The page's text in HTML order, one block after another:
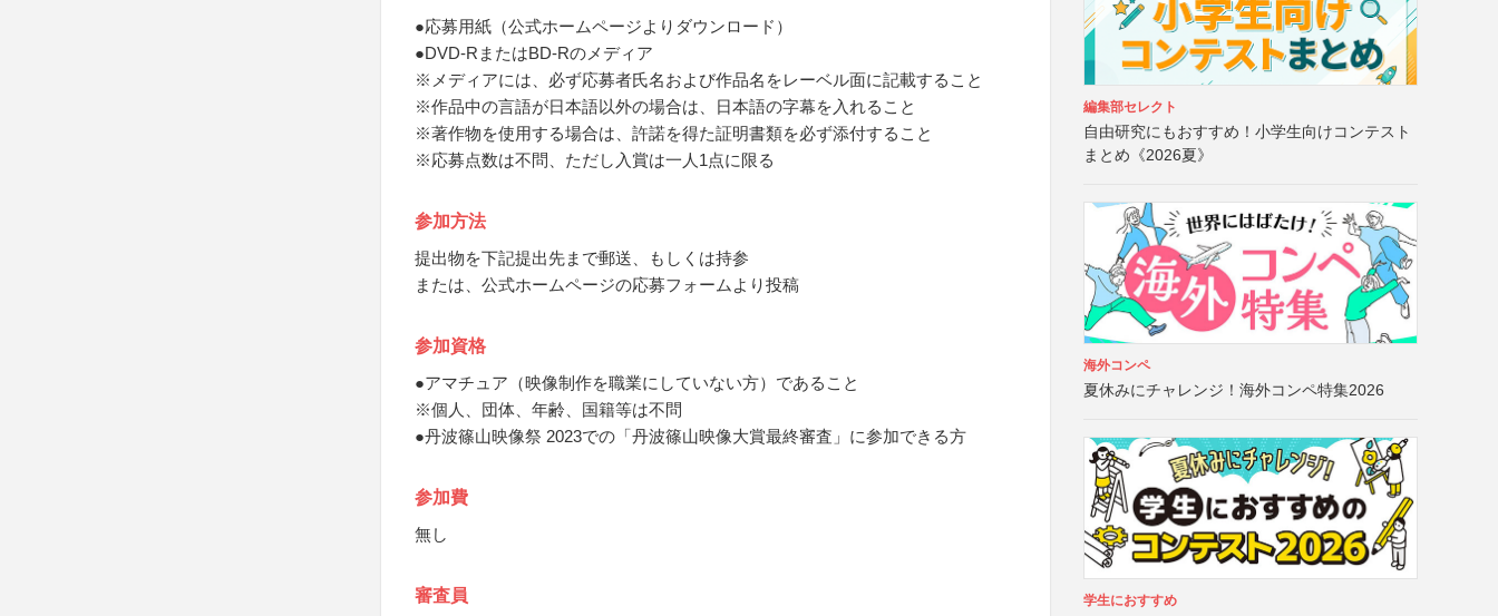
●応募用紙（公式ホームページよりダウンロード）
●DVD-RまたはBD-Rのメディア
※メディアには、必ず応募者氏名および作品名をレーベル面に記載すること
※作品中の言語が日本語以外の場合は、日本語の字幕を入れること
※著作物を使用する場合は、許諾を得た証明書類を必ず添付すること
※応募点数は不問、ただし入賞は一人1点に限る
参加方法
提出物を下記提出先まで郵送、もしくは持参
または、公式ホームページの応募フォームより投稿
参加資格
●アマチュア（映像制作を職業にしていない方）であること
※個人、団体、年齢、国籍等は不問
●丹波篠山映像祭 2023での「丹波篠山映像大賞最終審査」に参加できる方
参加費
無し
審査員
編集部セレクト
自由研究にもおすすめ！小学生向けコンテスト
まとめ《2026夏》
海外コンペ
夏休みにチャレンジ！海外コンペ特集2026
学生におすすめ